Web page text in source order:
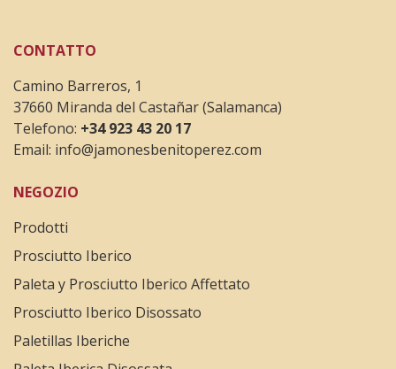
CONTATTO
Camino Barreros, 1
37660 Miranda del Castañar (Salamanca)
Telefono: +34 923 43 20 17
Email: info@jamonesbenitoperez.com
NEGOZIO
Prodotti
Prosciutto Iberico
Paleta y Prosciutto Iberico Affettato
Prosciutto Iberico Disossato
Paletillas Iberiche